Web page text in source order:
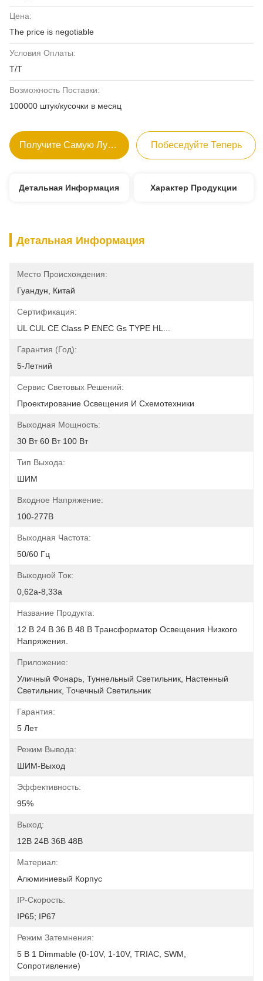
Цена:
The price is negotiable
Условия Оплаты:
Т/Т
Возможность Поставки:
100000 штук/кусочки в месяц
Получите Самую Лучшую Цену Побеседуйте Теперь
Детальная Информация Характер Продукции
Детальная Информация
Место Происхождения:
Гуандун, Китай
Сертификация:
UL CUL CE Class P ENEC Gs TYPE HL...
Гарантия (год):
5-Летний
Сервис Световых Решений:
Проектирование Освещения И Схемотехники
Выходная Мощность:
30 Вт 60 Вт 100 Вт
Тип Выхода:
ШИМ
Входное Напряжение:
100-277В
Выходная Частота:
50/60 Гц
Выходной Ток:
0,62a-8,33a
Название Продукта:
12 В 24 В 36 В 48 В Трансформатор Освещения Низкого
Напряжения.
Приложение:
Уличный Фонарь, Туннельный Светильник, Настенный
Светильник, Точечный Светильник
Гарантия:
5 Лет
Режим Вывода:
ШИМ-Выход
Эффективность:
95%
Выход:
12В 24В 36В 48В
Материал:
Алюминиевый Корпус
IP-Скорость:
IP65; IP67
Режим Затемнения:
5 В 1 Dimmable (0-10V, 1-10V, TRIAC, SWM,
Сопротивление)